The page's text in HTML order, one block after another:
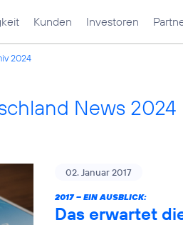
Kunden Investoren
2024
News 2024
02. Januar 2017
2017 – EIN AUSBLICK:
Das erwartet